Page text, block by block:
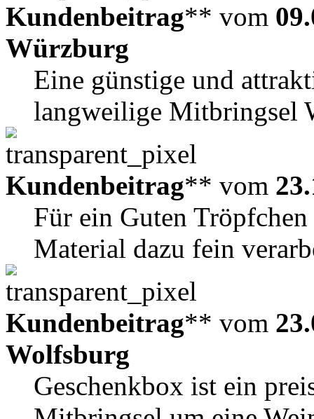
Kundenbeitrag** vom
Würzburg
Eine günstige und
langweilige Mitbringsel
Kundenbeitrag** vom
Für ein Guten
Material dazu fein
Kundenbeitrag** vom
Wolfsburg
Geschenkbox ist ein